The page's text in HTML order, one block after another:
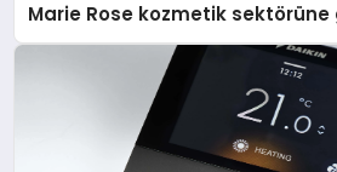
Marie Rose kozmetik sektörüne